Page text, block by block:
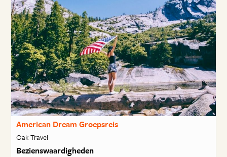
American Dream Groepsreis
Oak Travel
Bezienswaardigheden